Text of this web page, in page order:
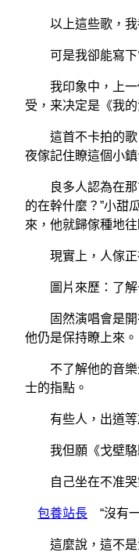
以上這些歌，我
可是我卻能寫下
我印象中，上一
受，来决定是《我的
這首不卡拍的歌
夜傢記住瞭這個小
良多人認為在那
的在幹什麼？”小甜
來，他就歸傢種地往
現實上，人傢正
圖片來歷：了解
固然演唱會是開
他仍是保持瞭上來。
不了解他的音樂
士的指點。
有些人，出道等
我但願《戈壁駱
自己坐在不准哭
包養站長 “沒有
這麼說，這不是